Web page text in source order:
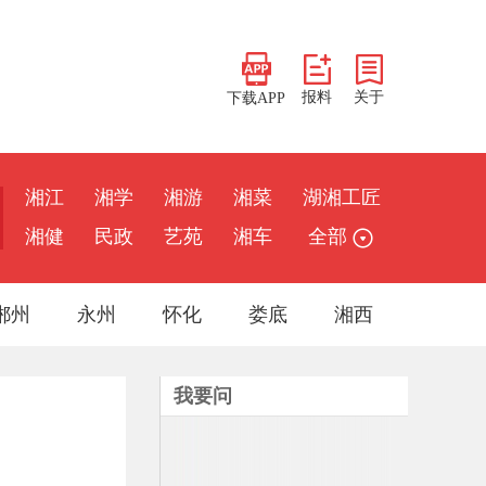
下载APP 报料 关于
湘江 湘学 湘游 湘菜
湖湘工匠
湘健
民政 艺苑 湘车 全部
州 永州 怀化 娄底 湘西
我要问